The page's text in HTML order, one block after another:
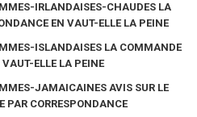
IRLANDAISES-CHAUDES LA
EN VAUT-ELLE LA PEINE
ISLANDAISES LA COMMANDE
ELLE LA PEINE
JAMAICAINES AVIS SUR LE
PAR CORRESPONDANCE